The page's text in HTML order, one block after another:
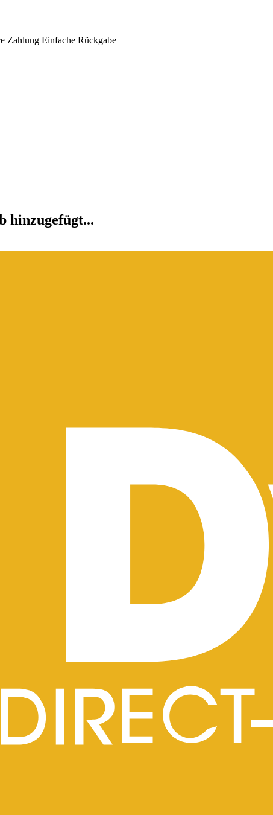
Zahlung Einfache Rückgabe
hinzugefügt...